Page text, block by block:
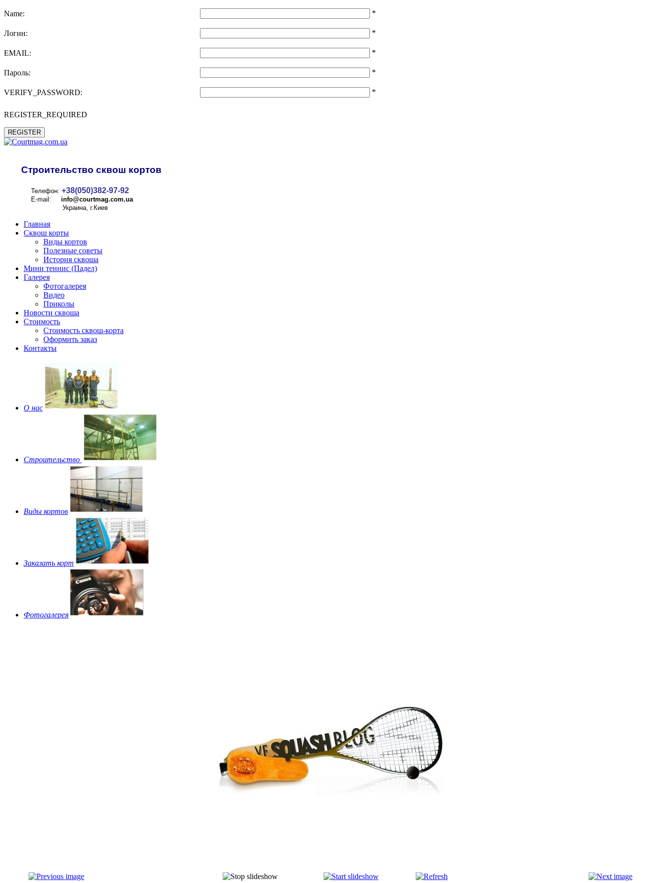
Name: *
Логин: *
EMAIL: *
Пароль: *
VERIFY_PASSWORD: *
REGISTER_REQUIRED
REGISTER
Строительство сквош кортов
Телефон: +38(050)382-97-92
E-mail: info@courtmag.com.ua
Украина, г.Киев
Главная
Сквош корты
Виды кортов
Полезные советы
История сквоша
Мини теннис (Падел)
Галерея
Фотогалерея
Видео
Приколы
Новости сквоша
Стоимость
Стоимость сквош-корта
Оформить заказ
Контакты
О нас
Строительство
Виды кортов
Заказать корт
Фотогалерея